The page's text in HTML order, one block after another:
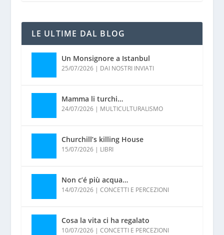
LE ULTIME DAL BLOG
Un Monsignore a Istanbul
25/07/2026| DAI NOSTRI INVIATI
Mamma li turchi…
24/07/2026| MULTICULTURALISMO
Churchill’s killing House
15/07/2026| LIBRI
Non c’é più acqua…
14/07/2026| CONCETTI E PERCEZIONI
Cosa la vita ci ha regalato
10/07/2026| CONCETTI E PERCEZIONI